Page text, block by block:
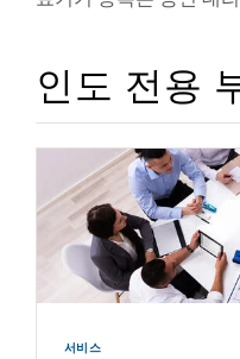
인도 전용
서비스